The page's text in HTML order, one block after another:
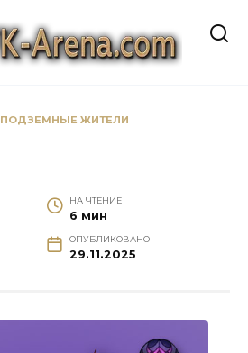
ПОДЗЕМНЫЕ ЖИТЕЛИ
НА ЧТЕНИЕ
6 мин
ОПУБЛИКОВАНО
29.11.2025